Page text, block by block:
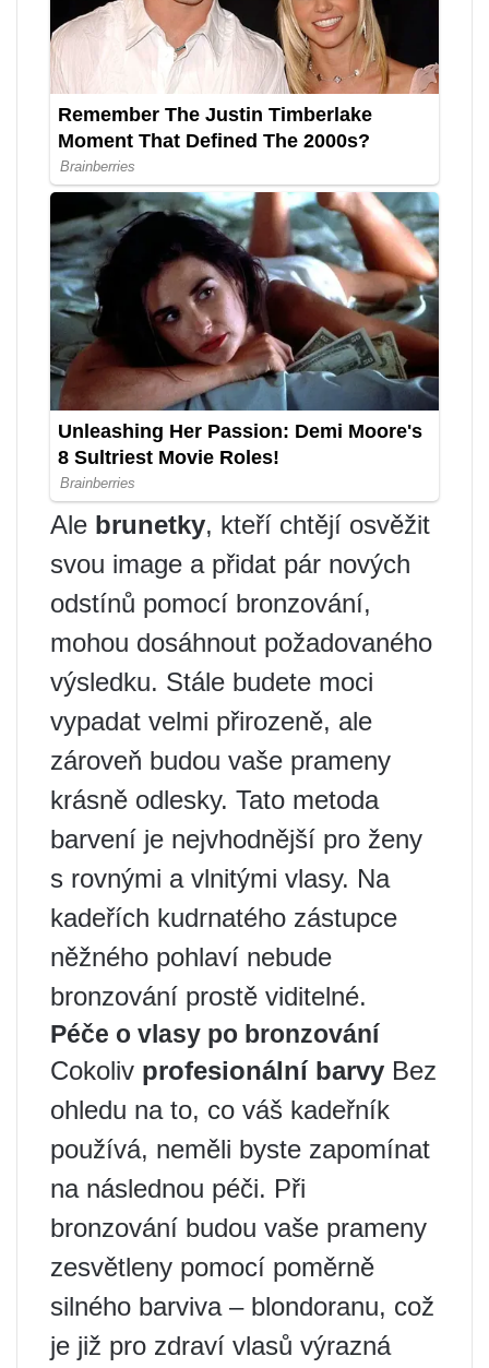
Ale brunetky, kteří chtějí osvěžit
svou image a přidat pár nových
odstínů pomocí bronzování,
mohou dosáhnout požadovaného
výsledku. Stále budete moci
vypadat velmi přirozeně, ale
zároveň budou vaše prameny
krásně odlesky. Tato metoda
barvení je nejvhodnější pro ženy
s rovnými a vlnitými vlasy. Na
kadeřích kudrnatého zástupce
něžného pohlaví nebude
bronzování prostě viditelné.
Péče o vlasy po bronzování
Cokoliv profesionální barvy Bez
ohledu na to, co váš kadeřník
používá, neměli byste zapomínat
na následnou péči. Při
bronzování budou vaše prameny
zesvětleny pomocí poměrně
silného barviva – blondoranu, což
je již pro zdraví vlasů výrazná